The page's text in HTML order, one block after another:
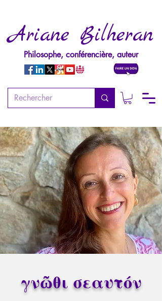
Ariane Bilheran
Philosophe, conférencière, auteur
γνῶθι σεαυτόν